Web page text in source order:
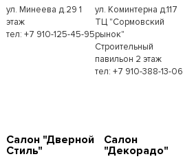
ул. Минеева д.29 1
этаж
тел: +7 910-125-45-95
ул. Коминтерна д.117
ТЦ "Сормовский
рынок"
Строительный
павильон 2 этаж
тел: +7 910-388-13-06
Салон "Дверной
Стиль"
Салон
"Декорадо"